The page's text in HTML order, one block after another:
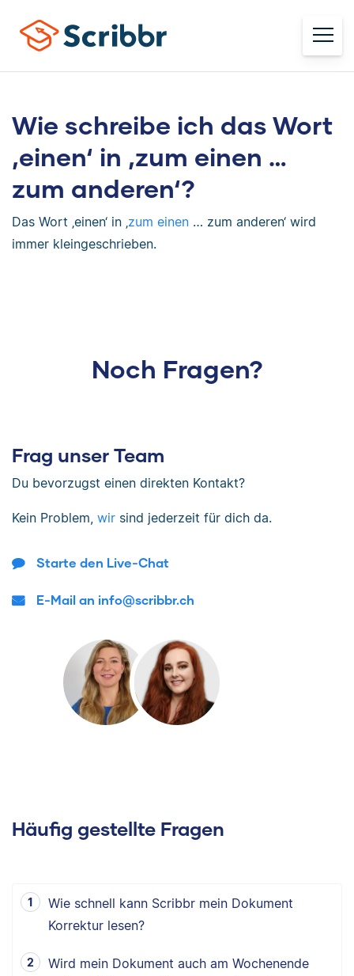
Wie schreibe ich das Wort
‚einen‘ in ‚zum einen …
zum anderen‘?
Das Wort ‚einen‘ in ‚zum einen … zum anderen‘ wird
immer kleingeschrieben.
Noch Fragen?
Frag unser Team
Du bevorzugst einen direkten Kontakt?
Kein Problem, wir sind jederzeit für dich da.
Starte den Live-Chat
E-Mail an info@scribbr.ch
Häufig gestellte Fragen
Wie schnell kann Scribbr mein Dokument
Korrektur lesen?
Wird mein Dokument auch am Wochenende